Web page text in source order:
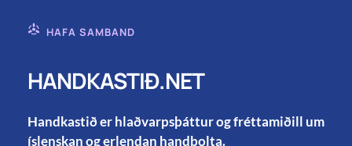
HAFA SAMBAND
HANDKASTIÐ.NET
Handkastið er hlaðvarpsþáttur og fréttamiðill um
íslenskan og erlendan handbolta.